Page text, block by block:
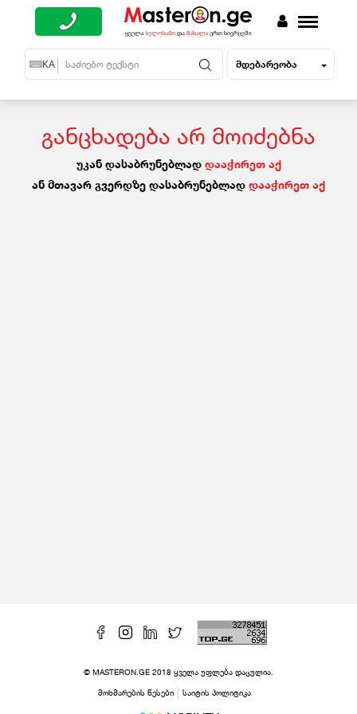
EN KA RU მდებარეობა
განცხადება არ მოიძებნა
უკან დასაბრუნებლად დააჭირეთ აქ
ან მთავარ გვერდზე დასაბრუნებლად დააჭირეთ აქ
© MASTERON.GE 2018 ყველა უფლება დაცულია.
მოხმარების წესები საიტის პოლიტიკა